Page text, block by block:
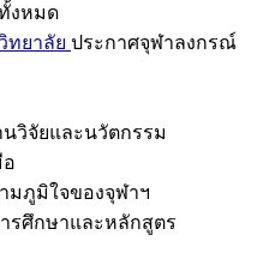
งหมด
ทยาลัย ประกาศจุฬาลงกรณ์
นวิจัยและนวัตกรรม
มภูมิใจของจุฬาฯ
รศึกษาและหลักสูตร